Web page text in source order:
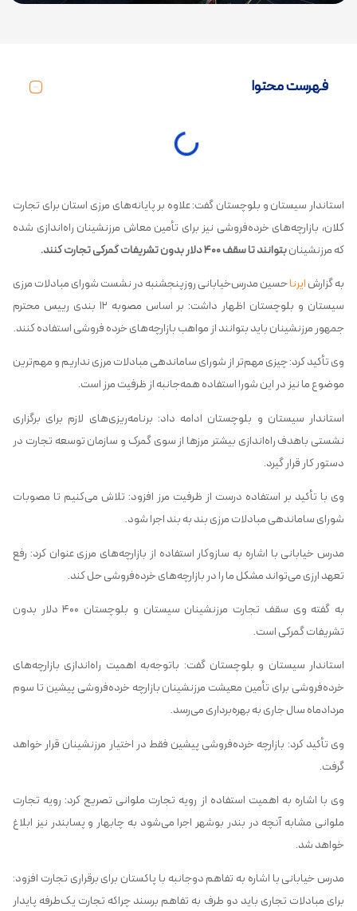
استاندار سیستان و بلوچستان گفت: علاوه بر پایانه‌های مرزی استان برای تجارت
کلان، بازارچه‌های خرده‌فروشی نیز برای تأمین معاش مرزنشینان راه‌اندازی شده
که مرزنشینانبتوانند تا سقف ۴۰۰ دلار بدون تشریفات گمرکی تجارت کنند .
به گزارشایرناحسین مدرس‌خیابانی روزپنجشنبه در نشست شورای مبادلات مرزی
سیستان و بلوچستان اظهار داشت: بر اساس مصوبه ۱۲ بندی رییس محترم
جمهور مرزنشینان باید بتوانند از مواهب بازارچه‌های خرده فروشی استفاده کنند.
وی تأکید کرد: چیزی مهم‌تر از شورای ساماندهی مبادلات مرزی نداریم و مهم‌ترین
موضوع ما نیز در این شورا استفاده همه‌جانبه از ظرفیت مرز است.
استاندار سیستان و بلوچستان ادامه داد: برنامه‌ریزی‌های لازم برای برگزاری
نشستی باهدف راه‌اندازی بیشتر مرزها از سوی گمرک و سازمان توسعه تجارت در
دستور کار قرار گیرد.
وی با تأکید بر استفاده درست از ظرفیت مرز افزود: تلاش می‌کنیم تا مصوبات
شورای ساماندهی مبادلات مرزی بند به بند اجرا شود.
مدرس خیابانی با اشاره به سازوکار استفاده از بازارچه‌های مرزی عنوان کرد: رفع
تعهد ارزی می‌تواند مشکل ما را در بازارچه‌های خرده‌فروشی حل کند.
به گفته وی سقف تجارت مرزنشینان سیستان و بلوچستان ۴۰۰ دلار بدون
تشریفات گمرکی است.
استاندار سیستان و بلوچستان گفت: باتوجه‌به اهمیت راه‌اندازی بازارچه‌های
خرده‌فروشی برای تأمین معیشت مرزنشینان بازارچه خرده‌فروشی پیشین تا سوم
مردادماه سال جاری به بهره‌برداری می‌رسد.
وی تأکید کرد: بازارچه خرده‌فروشی پیشین فقط در اختیار مرزنشینان قرار خواهد
گرفت.
وی با اشاره به اهمیت استفاده از رویه تجارت ملوانی تصریح کرد: رویه تجارت
ملوانی مشابه آنچه در بندر بوشهر اجرا می‌شود به چابهار و پسابندر نیز ابلاغ
خواهد شد.
مدرس خیابانی با اشاره به تفاهم دوجانبه با پاکستان برای برقراری تجارت افزود:
برای مبادلات تجاری باید دو طرف به تفاهم برسند چراکه تجارت یک‌طرفه پایدار
فهرست محتوا